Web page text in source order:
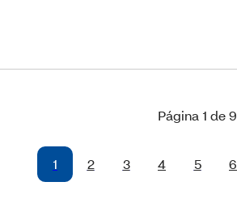
Página 1 de 9
1 2 3 4 5 6